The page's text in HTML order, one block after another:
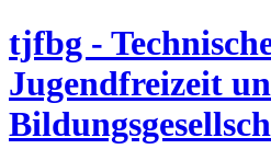
tjfbg -
Jugendfreizeit